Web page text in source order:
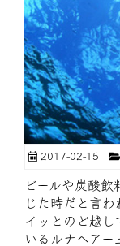
2017-02-15
ビールや炭酸
じた時だと言
イッとのど越し
いるルナヘア